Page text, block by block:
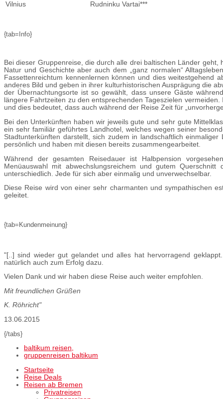
Vilnius
Rudninku Vartai***
{tab=Info}
Bei dieser Gruppenreise, die durch alle drei baltischen Länder
Natur und Geschichte aber auch dem „ganz normalen“
Fassettenreichtum kennenlernen können und dies weitestgehend
anderes Bild und geben in ihrer kulturhistorischen Ausprägung die
der Übernachtungsorte ist so gewählt, dass unsere Gäste
längere Fahrtzeiten zu den entsprechenden Tageszielen
und dies bedeutet, dass auch während der Reise Zeit für
Bei den Unterkünften haben wir jeweils gute und sehr gute
ein sehr familiär geführtes Landhotel, welches wegen seiner
Stadtunterkünften darstellt, sich zudem in landschaftlich
persönlich und haben mit diesen bereits zusammengearbeitet.
Während der gesamten Reisedauer ist Halbpension
Menüauswahl mit abwechslungsreichem und gutem
unterschiedlich. Jede für sich aber einmalig und unverwechselbar.
Diese Reise wird von einer sehr charmanten und sympathischen
geleitet.
{tab=Kundenmeinung}
"[..] sind wieder gut gelandet und alles hat hervorragend
natürlich auch zum Erfolg dazu.
Vielen Dank und wir haben diese Reise auch weiter empfohlen.
Mit freundlichen Grüßen
K. Röhricht"
13.06.2015
{/tabs}
baltikum reisen,
gruppenreisen baltikum
Startseite
Reise Deals
Reisen ab Bremen
Privatreisen